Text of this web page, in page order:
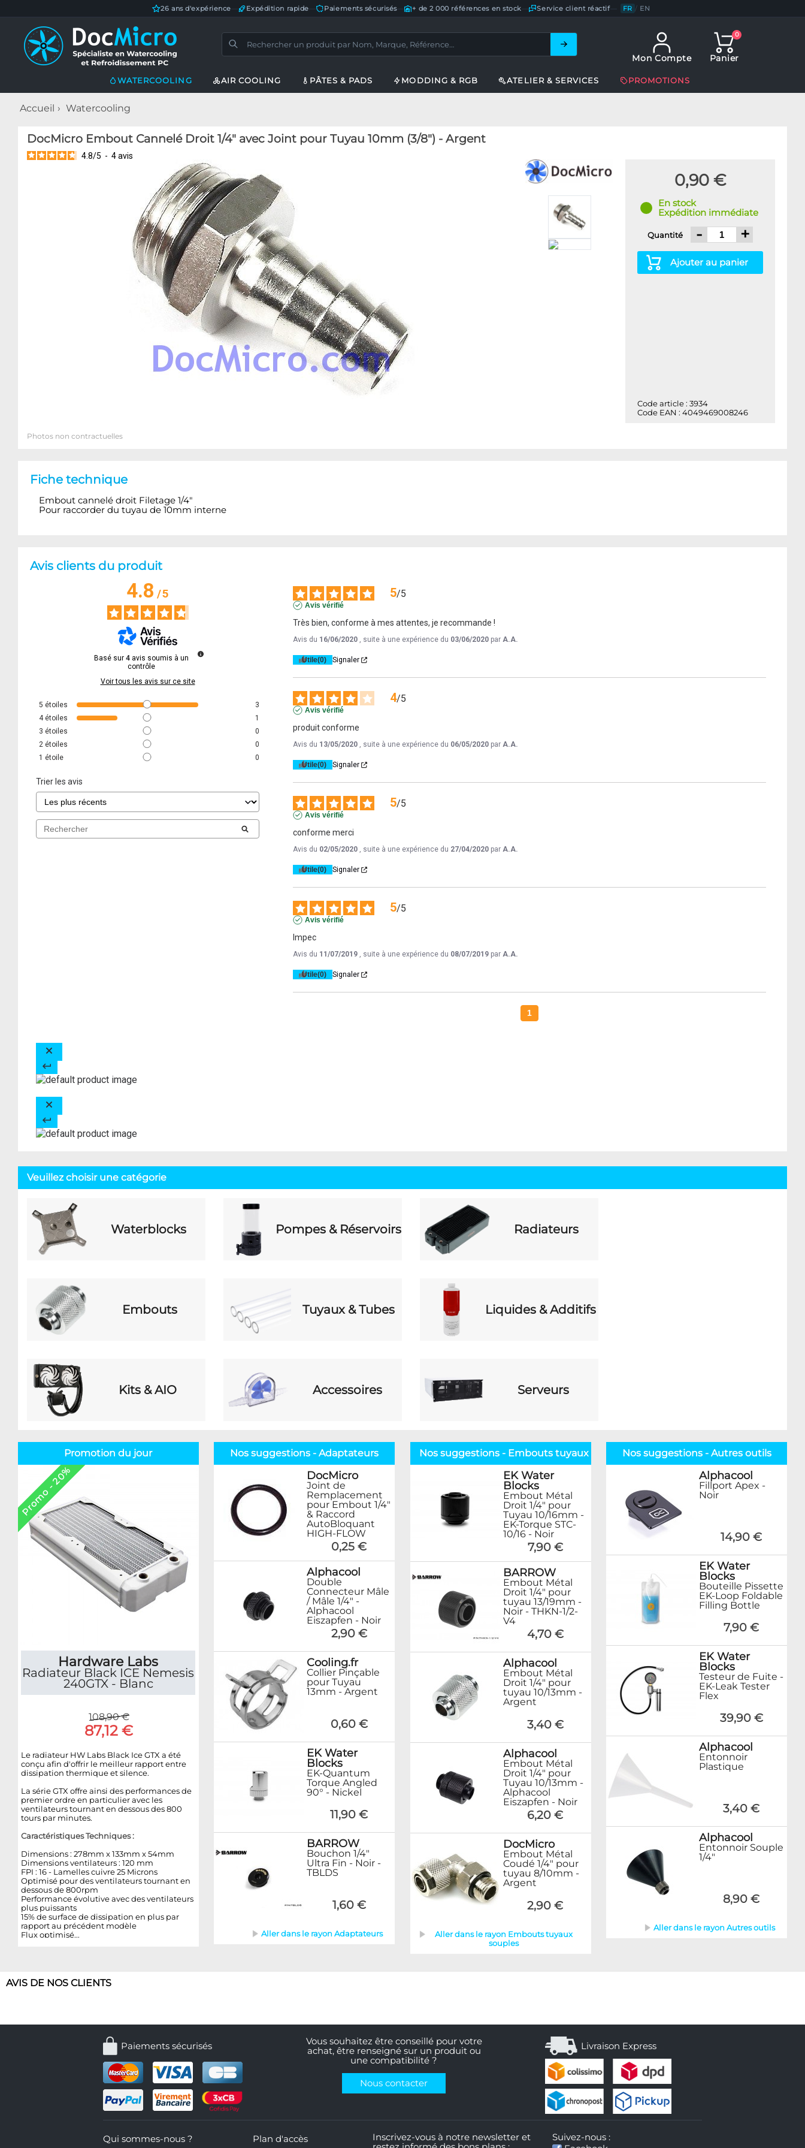
26 ans d'expérience Expédition rapide Paiements sécurisés— + de 2 000 références en stock Service client réactif— FR / EN
Mon Compte
0
Panier
WATERCOOLING AIR COOLING PÂTES & PADS MODDING & RGB ATELIER & SERVICES PROMOTIONS
Accueil Watercooling
DocMicro Embout Cannelé Droit 1/4" avec Joint pour Tuyau 10mm (3/8") - Argent
4.8/5 - 4avis
0,90 €
En stock
Expédition immédiate
Quantité - +
Ajouter au panier
Code article : 3934
Code EAN : 4049469008246
Photos non contractuelles
Fiche technique
Embout cannelé droit Filetage 1/4"
Pour raccorder du tuyau de 10mm interne
Avis clients du produit
4.8/5
Basé sur 4 avis soumis à un
contrôle
Voir tous les avis sur ce site
5 étoiles
3
4 étoiles
1
3 étoiles
0
2 étoiles
0
1 étoile 0
Trier les avis
5/5
Avis vérifié
Très bien, conforme à mes attentes, je recommande !
Avis du 16/06/2020 , suite à une expérience du 03/06/2020 parA.A.
Utile(0) Signaler
4/5
Avis vérifié
produit conforme
Avis du 13/05/2020 , suite à une expérience du 06/05/2020 parA.A.
Utile(0) Signaler
5/5
Avis vérifié
conforme merci
Avis du 02/05/2020 , suite à une expérience du 27/04/2020 parA.A.
Utile(0) Signaler
5/5
Avis vérifié
Impec
Avis du 11/07/2019 , suite à une expérience du 08/07/2019 parA.A.
Utile(0) Signaler
1
Veuillez choisir une catégorie
Waterblocks Pompes & Réservoirs Radiateurs
Embouts Tuyaux & Tubes Liquides & Additifs
Kits & AIO Accessoires Serveurs
Promotion du jour
Promo - 20%
Hardware Labs
Radiateur Black ICE Nemesis
240GTX - Blanc
108,90 €
87,12 €
Le radiateur HW Labs Black Ice GTX a été
conçu afin d'offrir le meilleur rapport entre
dissipation thermique et silence.
La série GTX offre ainsi des performances de
premier ordre en particulier avec les
ventilateurs tournant en dessous des 800
tours par minutes.
Caractéristiques Techniques :
Dimensions : 278mm x 133mm x 54mm
Dimensions ventilateurs : 120 mm
FPI : 16 - Lamelles cuivre 25 Microns
Optimisé pour des ventilateurs tournant en
dessous de 800rpm
Performance évolutive avec des ventilateurs
plus puissants
15% de surface de dissipation en plus par
rapport au précédent modèle
Flux optimisé
Nos suggestions - Adaptateurs
DocMicro
Joint de
Remplacement
pour Embout 1/4"
& Raccord
AutoBloquant
HIGH-FLOW
0,25 €
Alphacool
Double
Connecteur Mâle
/ Mâle 1/4" -
Alphacool
Eiszapfen - Noir
2,90 €
Cooling.fr
Collier Pinçable
pour Tuyau
13mm - Argent
0,60 €
EK Water
Blocks
EK-Quantum
Torque Angled
90° - Nickel
11,90 €
BARROW
Bouchon 1/4"
Ultra Fin - Noir -
TBLDS
1,60 €
Aller dans le rayon Adaptateurs
Nos suggestions - Embouts tuyaux souples
EK Water
Blocks
Embout Métal
Droit 1/4" pour
Tuyau 10/16mm -
EK-Torque STC-
10/16 - Noir
7,90 €
BARROW
Embout Métal
Droit 1/4" pour
tuyau 13/19mm -
Noir - THKN-1/2-
V4
4,70 €
Alphacool
Embout Métal
Droit 1/4" pour
tuyau 10/13mm -
Argent
3,40 €
Alphacool
Embout Métal
Droit 1/4" pour
Tuyau 10/13mm -
Alphacool
Eiszapfen - Noir
6,20 €
DocMicro
Embout Métal
Coudé 1/4" pour
tuyau 8/10mm -
Argent
2,90 €
Aller dans le rayon Embouts tuyaux
souples
Nos suggestions - Autres outils
Alphacool
Fillport Apex -
Noir
14,90 €
EK Water
Blocks
Bouteille Pissette
EK-Loop Foldable
Filling Bottle
7,90 €
EK Water
Blocks
Testeur de Fuite -
EK-Leak Tester
Flex
39,90 €
Alphacool
Entonnoir
Plastique
3,40 €
Alphacool
Entonnoir Souple
1/4"
8,90 €
Aller dans le rayon Autres outils
AVIS DE NOS CLIENTS
Paiements sécurisés
Vous souhaitez être conseillé pour votre
achat, être renseigné sur un produit ou
une compatibilité ?
Nous contacter
Livraison Express
Qui sommes-nous ?
Plan d'accès
Inscrivez-vous à notre newsletter et
Suivez-nous :